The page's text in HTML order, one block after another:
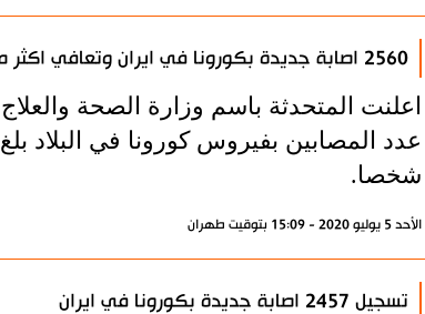
2560 اصابة جديدة بكورونا في ايران وتعافي اكثر من 201 الف
اعلنت المتحدثة باسم وزارة الصحة
شخصا.
الأحد 5 يوليو 2020 - 15:09 بتوقيت طهران
تسجيل 2457 اصابة جديدة بكورونا في ايران